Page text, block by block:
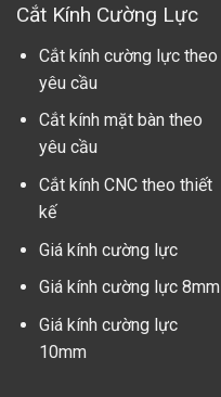
Cắt Kính Cường Lực
Cắt kính cường lực theo
yêu cầu
Cắt kính mặt bàn theo
yêu cầu
Cắt kính CNC theo thiết
kế
Giá kính cường lực
Giá kính cường lực 8mm
Giá kính cường lực
10mm